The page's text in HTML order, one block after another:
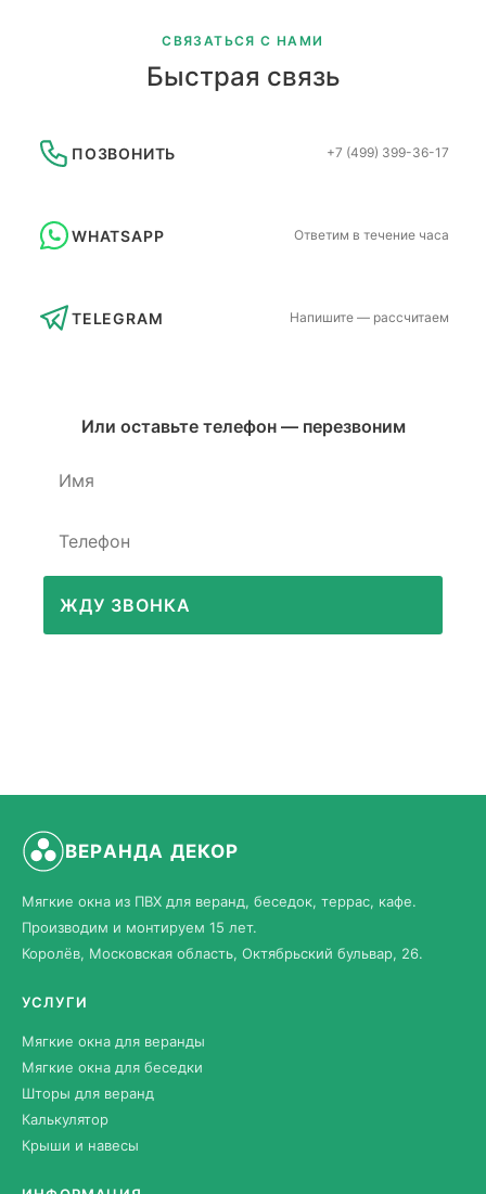
СВЯЗАТЬСЯ С НАМИ
Быстрая связь
ПОЗВОНИТЬ +7 (499) 399-36-17
WHATSAPP Ответим в течение часа
TELEGRAM Напишите — рассчитаем
Или оставьте телефон — перезвоним
ЖДУ ЗВОНКА
ВЕРАНДА ДЕКОР
Мягкие окна из ПВХ для веранд, беседок, террас, кафе.
Производим и монтируем 15 лет.
Королёв, Московская область, Октябрьский бульвар, 26.
УСЛУГИ
Мягкие окна для веранды
Мягкие окна для беседки
Шторы для веранд
Калькулятор
Крыши и навесы